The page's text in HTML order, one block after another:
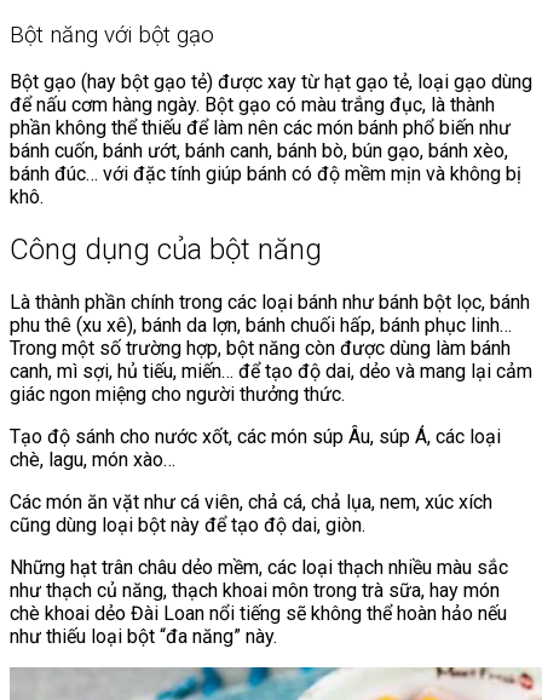
Bột năng với bột gạo
Bột gạo (hay bột gạo tẻ) được xay từ hạt gạo tẻ, loại gạo dùng
để nấu cơm hàng ngày. Bột gạo có màu trắng đục, là thành
phần không thể thiếu để làm nên các món bánh phổ biến như
bánh cuốn, bánh ướt, bánh canh, bánh bò, bún gạo, bánh xèo,
bánh đúc… với đặc tính giúp bánh có độ mềm mịn và không bị
khô.
Công dụng của bột năng
Là thành phần chính trong các loại bánh như bánh bột lọc, bánh
phu thê (xu xê), bánh da lợn, bánh chuối hấp, bánh phục linh…
Trong một số trường hợp, bột năng còn được dùng làm bánh
canh, mì sợi, hủ tiếu, miến… để tạo độ dai, dẻo và mang lại cảm
giác ngon miệng cho người thưởng thức.
Tạo độ sánh cho nước xốt, các món súp Âu, súp Á, các loại
chè, lagu, món xào…
Các món ăn vặt như cá viên, chả cá, chả lụa, nem, xúc xích
cũng dùng loại bột này để tạo độ dai, giòn.
Những hạt trân châu dẻo mềm, các loại thạch nhiều màu sắc
như thạch củ năng, thạch khoai môn trong trà sữa, hay món
chè khoai dẻo Đài Loan nổi tiếng sẽ không thể hoàn hảo nếu
như thiếu loại bột “đa năng” này.